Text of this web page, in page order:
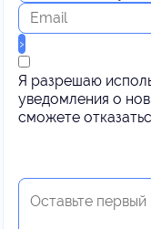
Я разрешаю
уведомления о
cможете